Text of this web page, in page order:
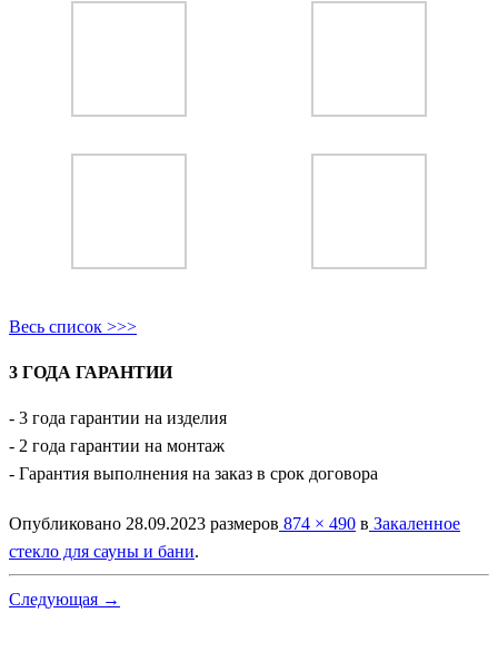
Весь список >>>
3 ГОДА ГАРАНТИИ
- 3 года гарантии на изделия
- 2 года гарантии на монтаж
- Гарантия выполнения на заказ в срок договора
Опубликовано 28.09.2023 размеров 874 × 490 в Закаленное
стекло для сауны и бани.
Следующая →